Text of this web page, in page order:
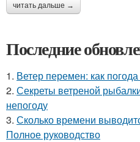
читать дальше →
Последние
1. Ветер перемен: как
2. Секреты ветреной
непогоду
3. Сколько времени
Полное руководство